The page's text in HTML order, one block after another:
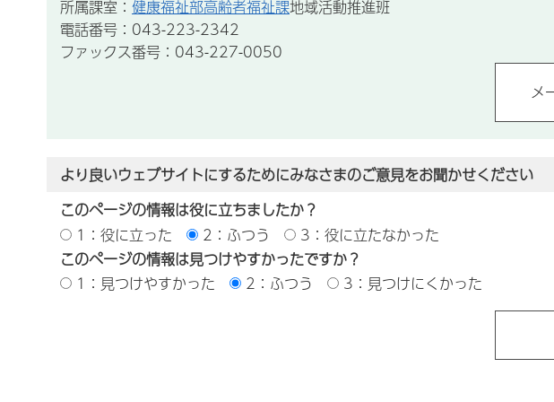
所属課室： 健康福祉部高齢者福祉課地域活動推進班
電話番号：043-223-2342
ファックス番号：043-227-0050
より良いウェブサイトにするためにみなさまのご意見をお聞かせください
このページの情報は役に立ちましたか？
1：役に立った
2：ふつう
3：役に立たなかった
このページの情報は見つけやすかったですか？
1：見つけやすかった
2：ふつう 3：見つけにくかった